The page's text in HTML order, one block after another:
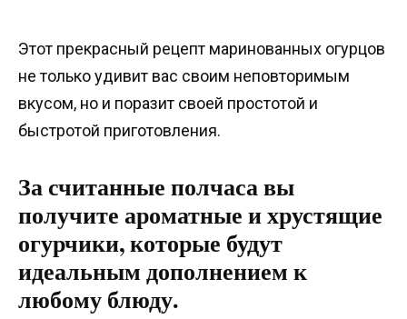
Этот прекрасный рецепт маринованных огурцов
не только удивит вас своим неповторимым
вкусом, но и поразит своей простотой и
быстротой приготовления.
За считанные полчаса вы
получите ароматные и хрустящие
огурчики, которые будут
идеальным дополнением к
любому блюду.